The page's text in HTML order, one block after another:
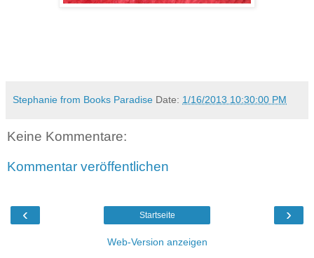
Stephanie from Books Paradise Date: 1/16/2013 10:30:00 PM
Keine Kommentare:
Kommentar veröffentlichen
‹ ›
Startseite
Web-Version anzeigen